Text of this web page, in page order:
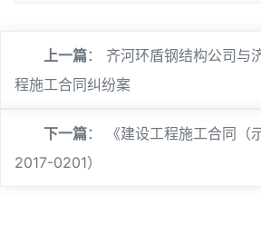
上一篇： 齐河环盾钢结构公司与
程施工合同纠纷案
下一篇：
《建设工程施工合同（
2017-0201）